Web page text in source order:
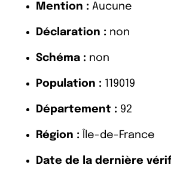
Mention : Aucune
Déclaration : non
Schéma : non
Population : 119019
Département : 92
Région : Île-de-France
Date de la dernière